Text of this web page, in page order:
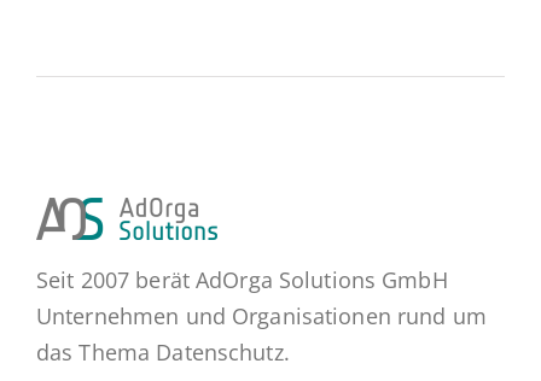
Seit 2007 berät AdOrga Solutions GmbH
Unternehmen und Organisationen rund um
das Thema Datenschutz.